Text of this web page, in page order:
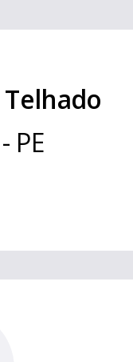
Telhado
- PE